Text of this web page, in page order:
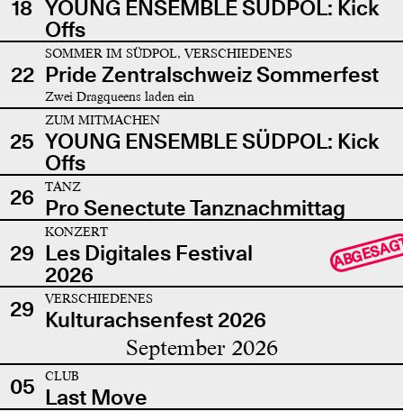
18 YOUNG ENSEMBLE SÜDPOL: Kick
Offs
22
SOMMER IM SÜDPOL, VERSCHIEDENES
Pride Zentralschweiz Sommerfest
Zwei Dragqueens laden ein
25
ZUM MITMACHEN
YOUNG ENSEMBLE SÜDPOL: Kick
Offs
26
TANZ
Pro Senectute Tanznachmittag
29
KONZERT
Les Digitales Festival
2026
29 VERSCHIEDENES
Kulturachsenfest 2026
September 2026
05 CLUB
Last Move